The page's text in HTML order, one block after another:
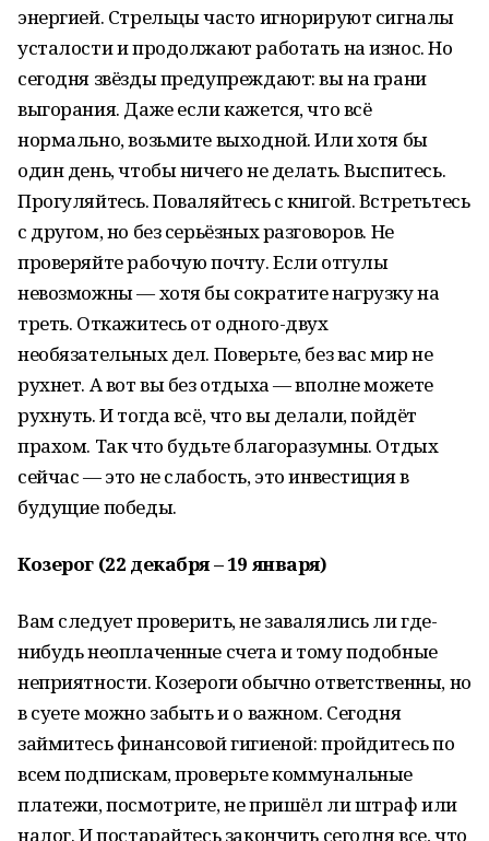
энергией. Стрельцы часто игнорируют сигналы
усталости и продолжают работать на износ. Но
сегодня звёзды предупреждают: вы на грани
выгорания. Даже если кажется, что всё
нормально, возьмите выходной. Или хотя бы
один день, чтобы ничего не делать. Выспитесь.
Прогуляйтесь. Поваляйтесь с книгой. Встретьтесь
с другом, но без серьёзных разговоров. Не
проверяйте рабочую почту. Если отгулы
невозможны — хотя бы сократите нагрузку на
треть. Откажитесь от одного-двух
необязательных дел. Поверьте, без вас мир не
рухнет. А вот вы без отдыха — вполне можете
рухнуть. И тогда всё, что вы делали, пойдёт
прахом. Так что будьте благоразумны. Отдых
сейчас — это не слабость, это инвестиция в
будущие победы.
Козерог (22 декабря – 19 января)
Вам следует проверить, не завалялись ли где-
нибудь неоплаченные счета и тому подобные
неприятности. Козероги обычно ответственны, но
в суете можно забыть и о важном. Сегодня
займитесь финансовой гигиеной: пройдитесь по
всем подпискам, проверьте коммунальные
платежи, посмотрите, не пришёл ли штраф или
налог. И постарайтесь закончить сегодня все, что